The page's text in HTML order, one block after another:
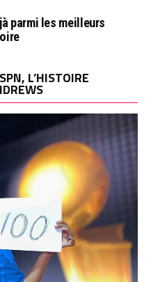
parmi les meilleurs
L’HISTOIRE